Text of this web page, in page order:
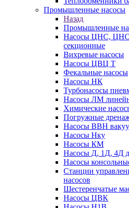
Промышленные насосы
Назад
Промышленные
Насосы ЦНС,
секционные
Вихревые насосы
Насосы ЦВЦ Т
Фекальные насосы
Насосы НК
Турбонасосы
Насосы ЛМ
Химические
Погружные
Насосы ВВН
Насосы Нку
Насосы КМ
Насосы Д, 1Д, 4Д
Насосы
Станции
насосов
Шестеренчатые
Насосы ЦВК